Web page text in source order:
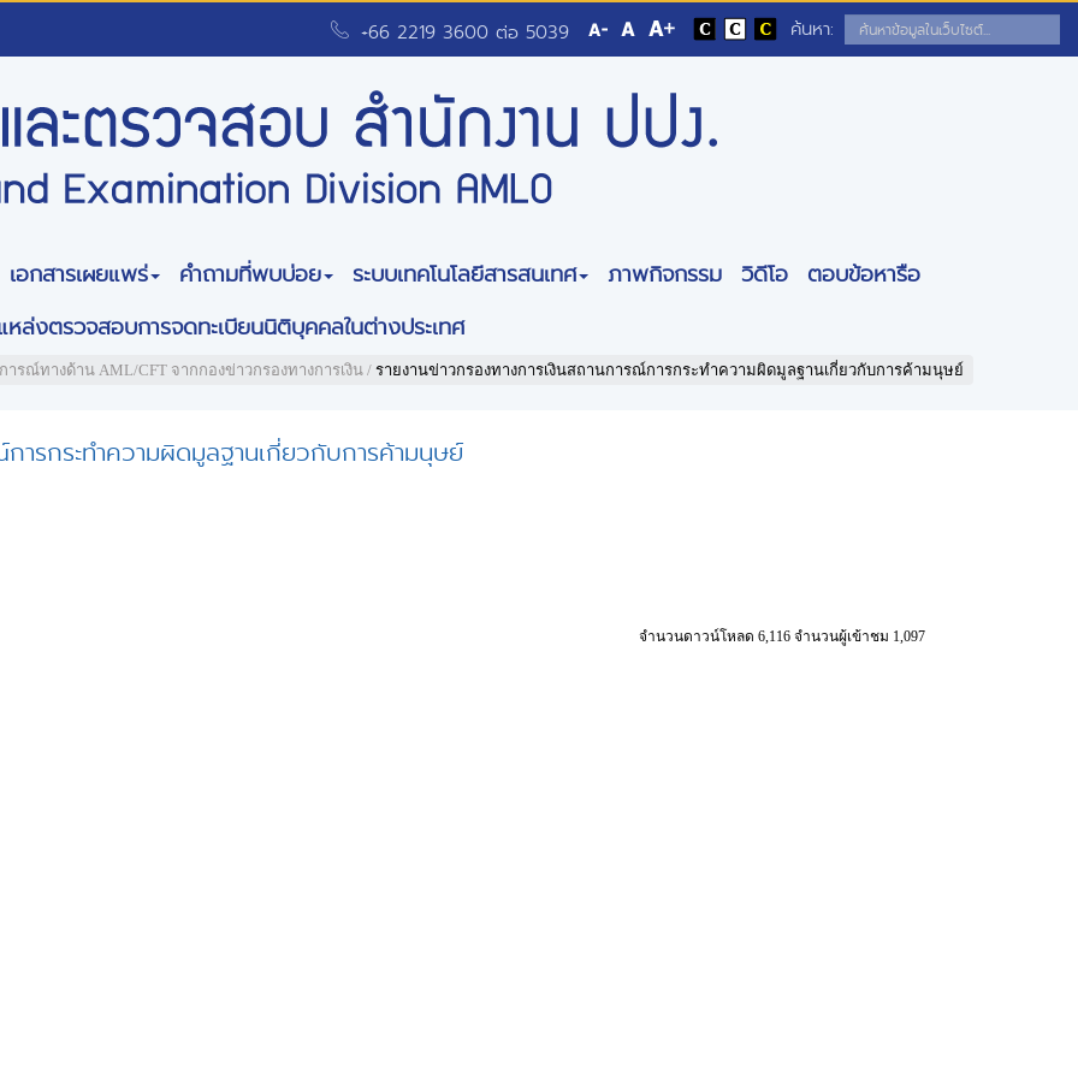
ค้นหา:
+66 2219 3600 ต่อ 5039
เอกสารเผยแพร่ คำถามที่พบบ่อย ระบบเทคโนโลยีสารสนเทศ ภาพกิจกรรม วิดีโอ
ตอบข้อหารือ
หล่งตรวจสอบการจดทะเบียนนิติบุคคลในต่างประเทศ
ารณ์ทางด้าน AML/CFT จากกองข่าวกรองทางการเงิน / รายงานข่าวกรองทางการเงินสถานการณ์การกระทำความผิดมูลฐานเกี่ยวกับการค้ามนุษย์
ารกระทำความผิดมูลฐานเกี่ยวกับการค้ามนุษย์
จำนวนดาวน์โหลด 6,116 จำนวนผู้เข้าชม 1,097